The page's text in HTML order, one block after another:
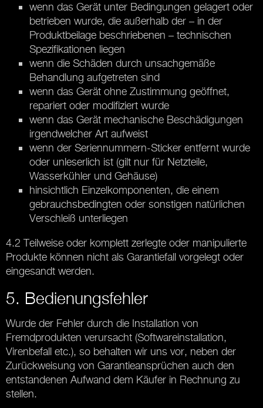
wenn das Gerät unter Bedingungen gelagert oder
betrieben wurde, die außerhalb der – in der
Produktbeilage beschriebenen – technischen
Spezifikationen liegen
wenn die Schäden durch unsachgemäße
Behandlung aufgetreten sind
wenn das Gerät ohne Zustimmung geöffnet,
repariert oder modifiziert wurde
wenn das Gerät mechanische Beschädigungen
irgendwelcher Art aufweist
wenn der Seriennummern-Sticker entfernt wurde
oder unleserlich ist (gilt nur für Netzteile,
Wasserkühler und Gehäuse)
hinsichtlich Einzelkomponenten, die einem
gebrauchsbedingten oder sonstigen natürlichen
Verschleiß unterliegen
4.2 Teilweise oder komplett zerlegte oder manipulierte
Produkte können nicht als Garantiefall vorgelegt oder
eingesandt werden.
5. Bedienungsfehler
Wurde der Fehler durch die Installation von
Fremdprodukten verursacht (Softwareinstallation,
Virenbefall etc.), so behalten wir uns vor, neben der
Zurückweisung von Garantieansprüchen auch den
entstandenen Aufwand dem Käufer in Rechnung zu
stellen.